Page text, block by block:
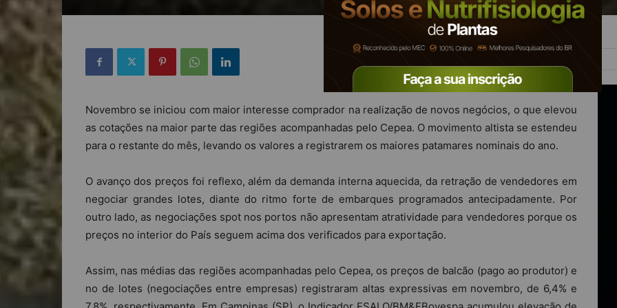
Novembro se iniciou com maior interesse comprador na realização de novos negócios, o que elevou
as cotações na maior parte das regiões acompanhadas pelo Cepea. O movimento altista se estendeu
para o restante do mês, levando os valores a registrarem os maiores patamares nominais do ano.
O avanço dos preços foi reflexo, além da demanda interna aquecida, da retração de vendedores em
negociar grandes lotes, diante do ritmo forte de embarques programados antecipadamente. Por
outro lado, as negociações spot nos portos não apresentam atratividade para vendedores porque os
preços no interior do País seguem acima dos verificados para exportação.
Assim, nas médias das regiões acompanhadas pelo Cepea, os preços de balcão (pago ao produtor) e
no de lotes (negociações entre empresas) registraram altas expressivas em novembro, de 6,4% e